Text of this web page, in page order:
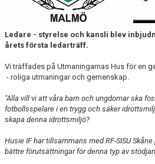
Ledare - styrelse och kansli blev
årets första ledarträff.
Vi träffades på Utmaningarnas Hus för en
- roliga utmaningar och gemenskap.
"Alla vill vi att våra barn och ungdomar ska
fotbollsspelare i en trygg och säker
skapa denna idrottsmiljö?
Husie IF har tillsammans med RF-SISU
bättre förutsättningar för denna typ av